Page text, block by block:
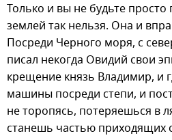
Только и вы не будьте
землей так нельзя. Она и
Посреди Черного моря, с
писал некогда Овидий свои
крещение князь Владимир, и
машины посреди степи, и
не торопясь, потеряешься в
станешь частью приходящих